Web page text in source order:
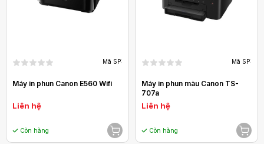
Mã SP:
Máy in phun Canon E560 Wifi
Liên hệ
Còn hàng
Mã SP:
Máy in phun màu Canon TS-
707a
Liên hệ
Còn hàng